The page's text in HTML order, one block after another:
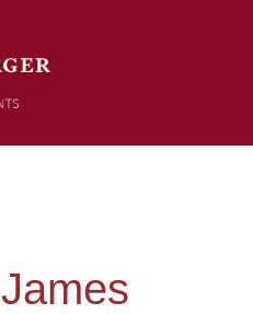
James